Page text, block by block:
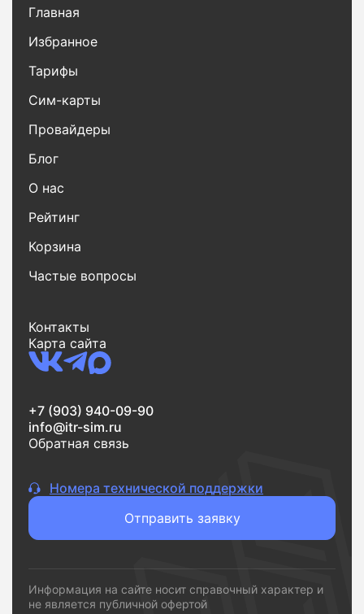
Главная
Избранное
Тарифы
Сим-карты
Провайдеры
Блог
О нас
Рейтинг
Корзина
Частые вопросы
Контакты
Карта сайта
+7 (903) 940-09-90
info@itr-sim.ru
Обратная связь
Номера технической поддержки
Отправить заявку
Информация на сайте носит справочный характер и
не является публичной офертой